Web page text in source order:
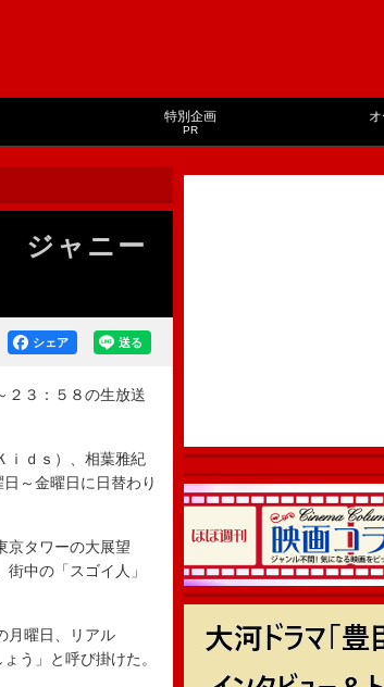
特別企画
PR
ジャニー
送る
シェア
２３：５８の生放送
ｄｓ）、相葉雅紀
～金曜日に日替わり
京タワーの大展望
中の「スゴイ人」
月曜日、リアル
う」と呼び掛けた。